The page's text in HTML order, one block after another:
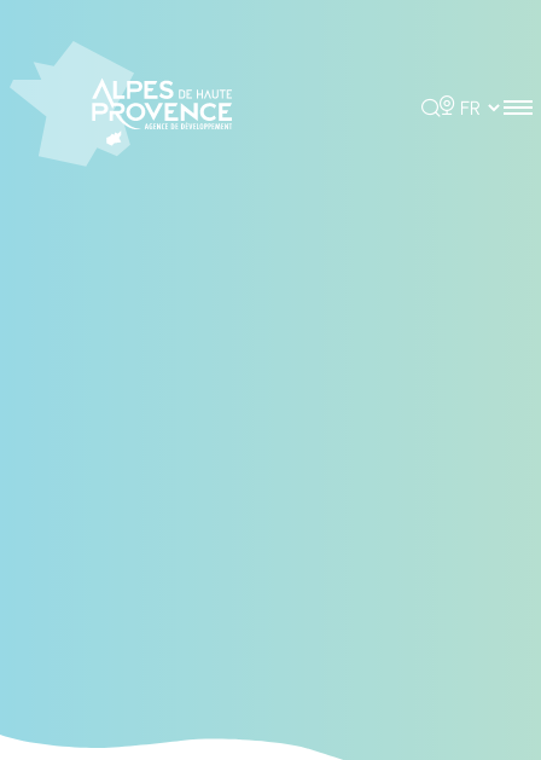
Rechercher
Choisir la